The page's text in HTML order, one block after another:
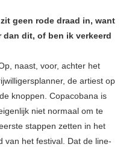
geen rode draad in, want
dit, of ben ik verkeerd
naast, voor, achter het
de artiest op
knoppen. Copacobana is
niet normaal om te
stappen zetten in het
van het festival. Dat de line-